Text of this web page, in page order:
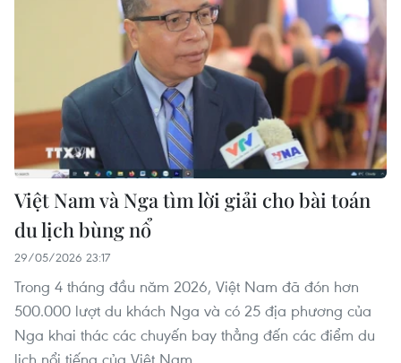
Việt Nam và Nga tìm lời giải cho bài toán
du lịch bùng nổ
29/05/2026 23:17
Trong 4 tháng đầu năm 2026, Việt Nam đã đón hơn
500.000 lượt du khách Nga và có 25 địa phương của
Nga khai thác các chuyến bay thẳng đến các điểm du
lịch nổi tiếng của Việt Nam.